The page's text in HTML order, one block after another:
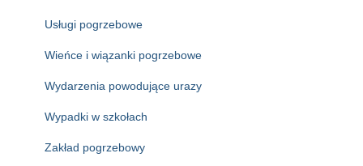
Usługi pogrzebowe
Wieńce i wiązanki pogrzebowe
Wydarzenia powodujące urazy
Wypadki w szkołach
Zakład pogrzebowy